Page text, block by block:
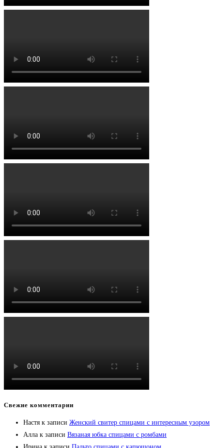
Свежие комментарии
Настя к записи Женский свитер спицами с интересным узором
Алла к записи Вязаная юбка спицами с ромбами